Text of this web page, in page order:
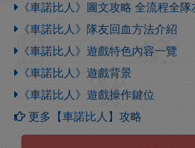
《車諾比人》圖文攻略 全流程全
《車諾比人》隊友回血方法介紹
《車諾比人》遊戲特色內容一覽
《車諾比人》遊戲背景
《車諾比人》遊戲操作鍵位
更多【車諾比人】攻略